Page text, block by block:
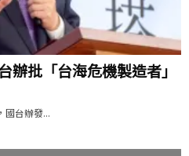
辦批「台海危機製造者」
國台辦發...